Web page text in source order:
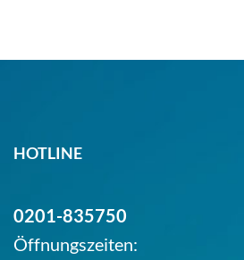
HOTLINE
0201-835750
Öffnungszeiten: